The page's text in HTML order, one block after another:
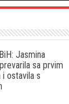
Jasmina
sa prvim
ostavila s